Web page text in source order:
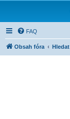
FAQ
Obsah fóra Hledat